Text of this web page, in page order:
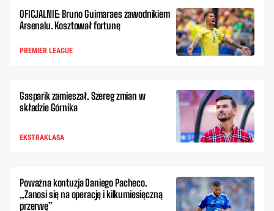
OFICJALNIE: Bruno Guimaraes zawodnikiem
Arsenalu. Kosztował fortunę
PREMIER LEAGUE
Gasparik zamieszał. Szereg zmian w
składzie Górnika
EKSTRAKLASA
Poważna kontuzja Daniego Pacheco.
„Zanosi się na operację i kilkumiesięczną
przerwę”